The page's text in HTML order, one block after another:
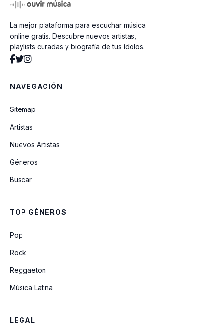
Veneno Para Olvidar
La mejor plataforma para escuchar música
online gratis. Descubre nuevos artistas,
playlists curadas y biografía de tus ídolos.
NAVEGACIÓN
Sitemap
Artistas
Nuevos Artistas
Géneros
Buscar
TOP GÉNEROS
Pop
Rock
Reggaeton
Música Latina
LEGAL